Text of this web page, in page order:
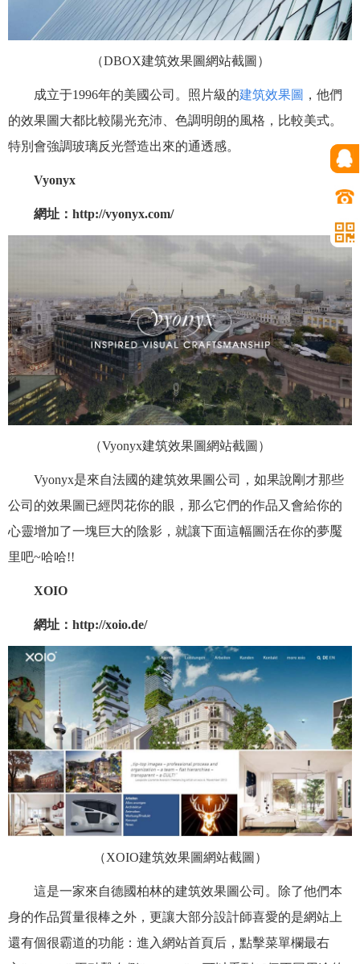
（DBOX建筑效果圖網站截圖）
成立于1996年的美國公司。照片級的建筑效果圖 ，他們
的效果圖大都比較陽光充沛、色調明朗的風格，比較美式。
特別會強調玻璃反光營造出來的通透感。
Vyonyx
網址：http://vyonyx.com/
（Vyonyx建筑效果圖網站截圖）
Vyonyx是來自法國的建筑效果圖公司，如果說剛才那些
公司的效果圖已經閃花你的眼，那么它們的作品又會給你的
心靈增加了一塊巨大的陰影，就讓下面這幅圖活在你的夢魘
里吧~哈哈!!
XOIO
網址：http://xoio.de/
（XOIO建筑效果圖網站截圖）
這是一家來自德國柏林的建筑效果圖公司。除了他們本
身的作品質量很棒之外，更讓大部分設計師喜愛的是網站上
還有個很霸道的功能：進入網站首頁后，點擊菜單欄最右